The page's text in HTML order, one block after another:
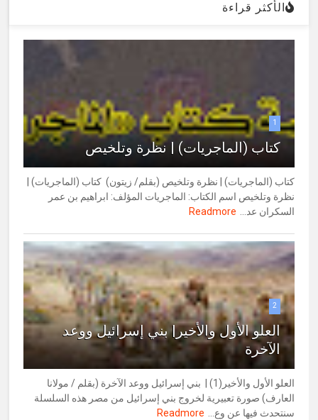
الأكثر قراءة
1
كتاب (الماجريات) | نظرة وتلخيص
كتاب (الماجريات) | نظرة وتلخيص (بقلم/ زيتون) كتاب (الماجريات) |
نظرة وتلخيص اسم الكتاب: الماجريات المؤلف: ابراهيم بن عمر
السكران عد...
Readmore
2
العلو الأول والأخير| بني إسرائيل ووعد
الآخرة
العلو الأول والأخير(1) | بني إسرائيل ووعد الآخرة (بقلم / مولانا
العارف) صورة تعبيرية لخروج بني إسرائيل من مصر هذه السلسلة
سنتحدث فيها عن وع...
Readmore